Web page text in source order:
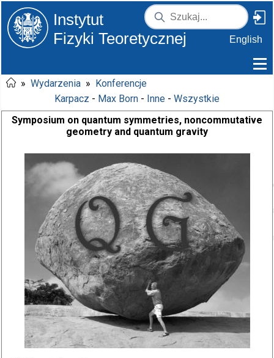
Instytut
Fizyki Teoretycznej
English
» Wydarzenia » Konferencje
Karpacz - Max Born - Inne - Wszystkie
Symposium on quantum symmetries, noncommutative
geometry and quantum gravity